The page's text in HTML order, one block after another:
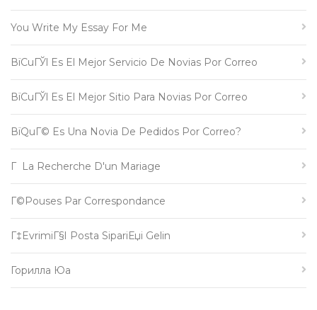
You Write My Essay For Me
ВїCuГЎl Es El Mejor Servicio De Novias Por Correo
ВїCuГЎl Es El Mejor Sitio Para Novias Por Correo
ВїQuГ© Es Una Novia De Pedidos Por Correo?
Г La Recherche D'un Mariage
Г©pouses Par Correspondance
Г‡evrimiГ§i Posta SipariЕџi Gelin
Горилла Юа